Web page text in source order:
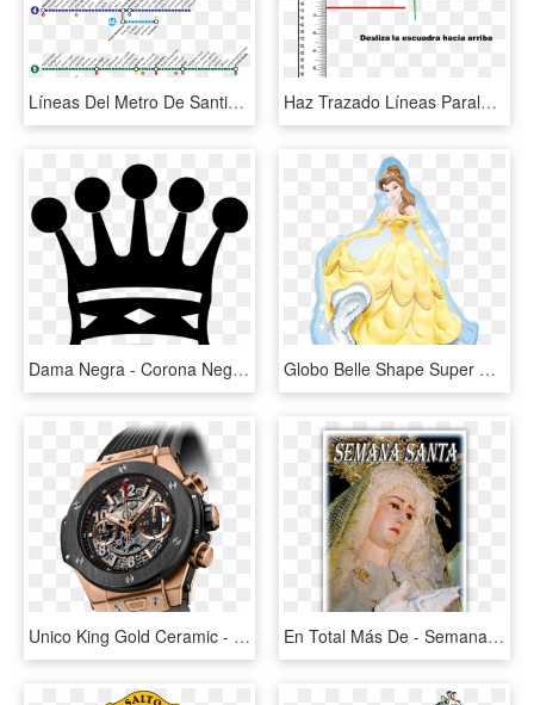
Líneas Del Metro De Santiago - Linea 3 Metro De Santiago Estaciones, HD Png Download Haz Trazado Líneas Paralelas Horizontales - Trazos De Lineas Paralelas, HD Png Download
Dama Negra - Corona Negra Rey Png, Transparent Png Globo Belle Shape Super Shape - Globos De Helio Disney, HD Png Download
Unico King Gold Ceramic - Relojes De Lujo Hombres, HD Png Download En Total Más De - Semana Santa Madridejos, HD Png Download